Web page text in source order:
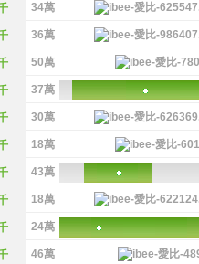
34萬
36萬
50萬
37萬
30萬
18萬
43萬
18萬
24萬
46萬